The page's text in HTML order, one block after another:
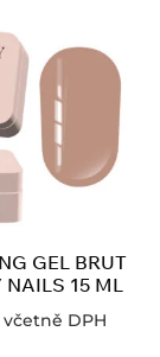
GEL BRUT
NAILS 15 ML
včetně DPH